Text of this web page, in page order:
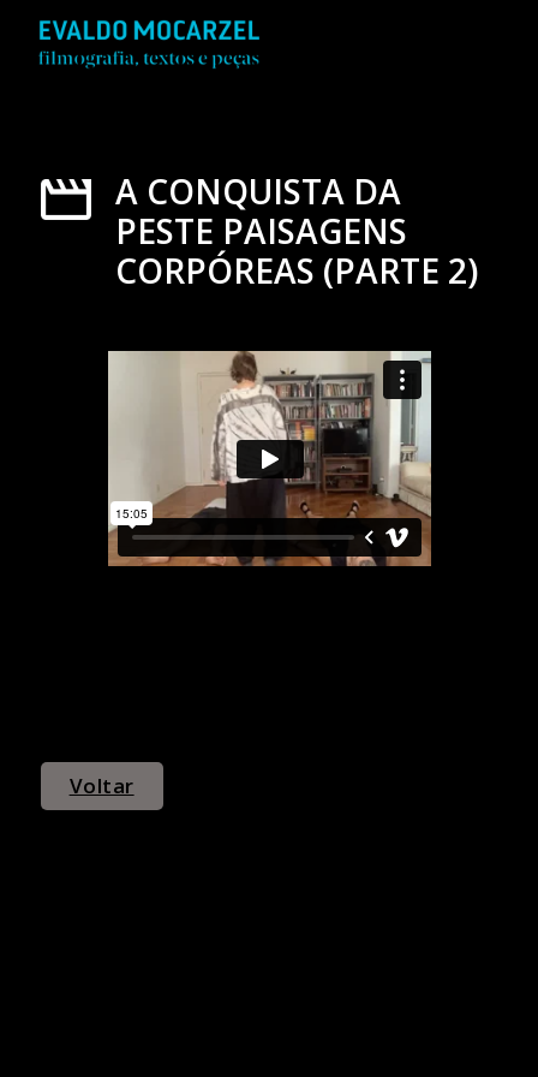
A CONQUISTA DA
PESTE PAISAGENS
CORPÓREAS (PARTE 2)
Voltar